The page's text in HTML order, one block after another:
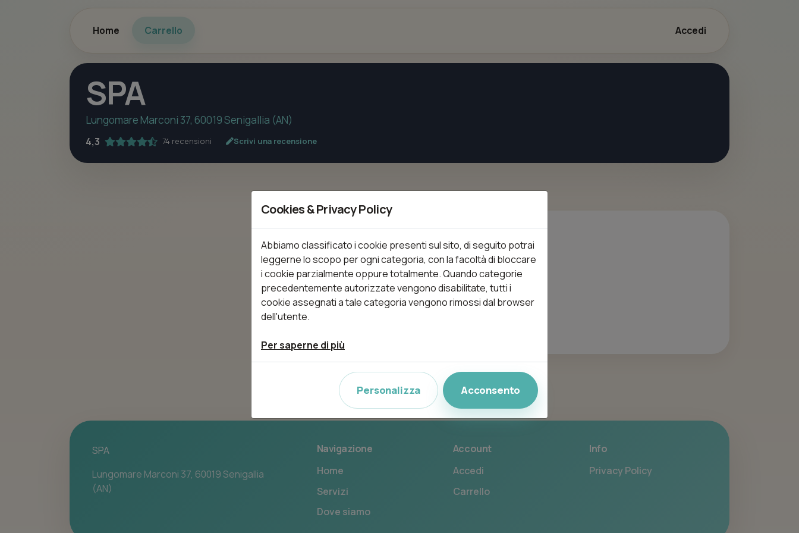
Home Carrello Accedi
SPA
Lungomare Marconi 37, 60019 Senigallia (AN)
4,3 74 recensioni Scrivi una recensione
PRODOTTI
Nessun prodotto disponibile
TRATTAMENTI
Nessun trattamento disponibile
SPA
Lungomare Marconi 37, 60019 Senigallia
(AN)
Navigazione
Home
Servizi
Dove siamo
Account
Accedi
Carrello
Info
Privacy Policy
Cookies & Privacy Policy
Abbiamo classificato i cookie presenti sul sito, di seguito potrai
leggerne lo scopo per ogni categoria, con la facoltà di bloccare
i cookie parzialmente oppure totalmente. Quando categorie
precedentemente autorizzate vengono disabilitate, tutti i
cookie assegnati a tale categoria vengono rimossi dal browser
dell'utente.
Per saperne di più
Personalizza Acconsento